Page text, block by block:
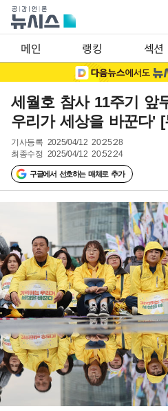
메인 랭킹 섹션
세월호 참사 11주기 앞
우리가 세상을 바꾼다'
기사등록 2025/04/12 20:25:28
최종수정 2025/04/12 20:52:24
구글에서 선호하는 매체로 추가